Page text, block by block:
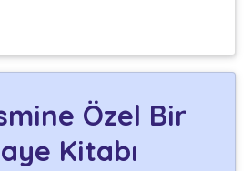
Özel Bir
Kitabı